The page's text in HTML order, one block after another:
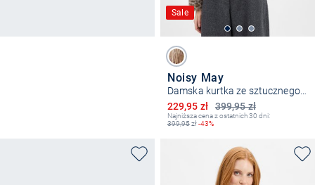
Sale
Noisy May
Damska kurtka ze sztucznego futra - NMJennifer
399,95 zł
Obniżona cena
229,95 zł
Najniższa cena z ostatnich 30 dni:
399,95zł-43%